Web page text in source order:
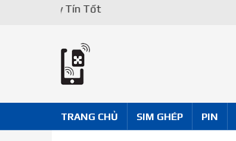
Uy Tín Tốt
TRANG CHỦ SIM GHÉP PIN